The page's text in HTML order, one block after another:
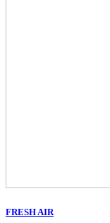
FRESH AIR